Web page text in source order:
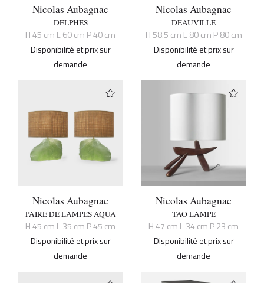
Nicolas Aubagnac
DELPHES
H 45 cm L 60 cm P 40 cm
Disponibilité et prix sur
demande
Nicolas Aubagnac
DEAUVILLE
H 58.5 cm L 80 cm P 80 cm
Disponibilité et prix sur
demande
Nicolas Aubagnac
PAIRE DE LAMPES AQUA
H 45 cm L 35 cm P 45 cm
Disponibilité et prix sur
demande
Nicolas Aubagnac
TAO LAMPE
H 47 cm L 34 cm P 23 cm
Disponibilité et prix sur
demande